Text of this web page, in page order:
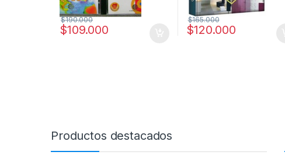
$109.000
$190.000
$120.000
$165.000
Productos destacados